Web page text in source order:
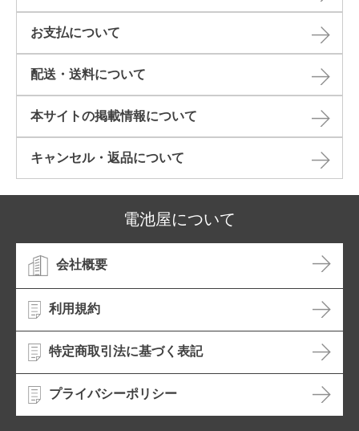
お支払について
配送・送料について
本サイトの掲載情報について​
キャンセル・返品について​
電池屋について
会社概要
利用規約
特定商取引法に基づく表記
プライバシーポリシー